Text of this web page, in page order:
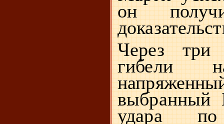
он
Через три
гибели
выбранный
удара